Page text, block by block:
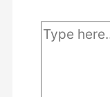
Type